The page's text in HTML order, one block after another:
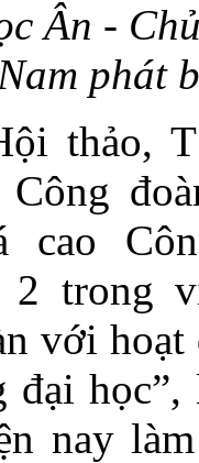
Ân -
phát
thảo,
cao
2 trong
với
đại học”,
nay